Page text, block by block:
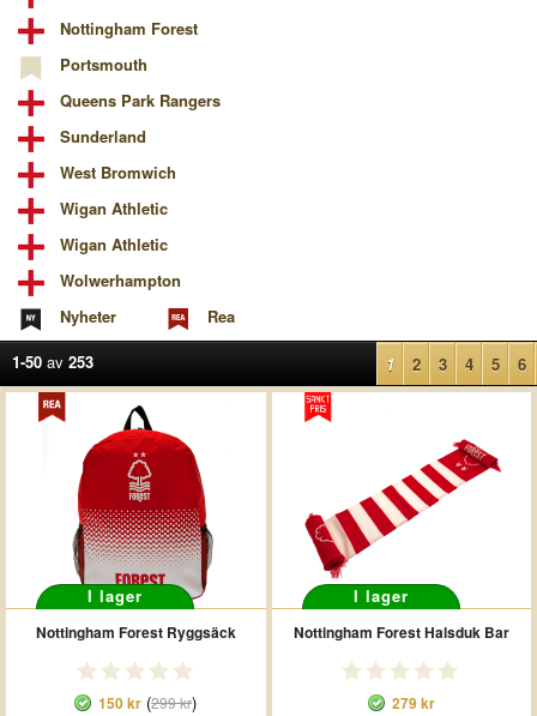
Nottingham Forest
Portsmouth
Queens Park Rangers
Sunderland
West Bromwich
Wigan Athletic
Wigan Athletic
Wolwerhampton
Nyheter
Rea
1-50 av 253 1 2 3 4 5 6
I lager
Nottingham Forest Ryggsäck
150 kr (299 kr)
I lager
Nottingham Forest Halsduk Bar
279 kr